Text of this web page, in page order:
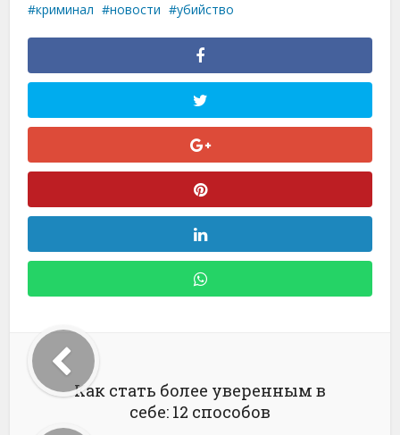
криминал новости убийство
Как стать более уверенным в
себе: 12 способов